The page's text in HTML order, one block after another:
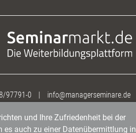
97791-0 | info@managerseminare.de
und Ihre Zufriedenheit bei der
es auch zu einer Datenübermittlung in